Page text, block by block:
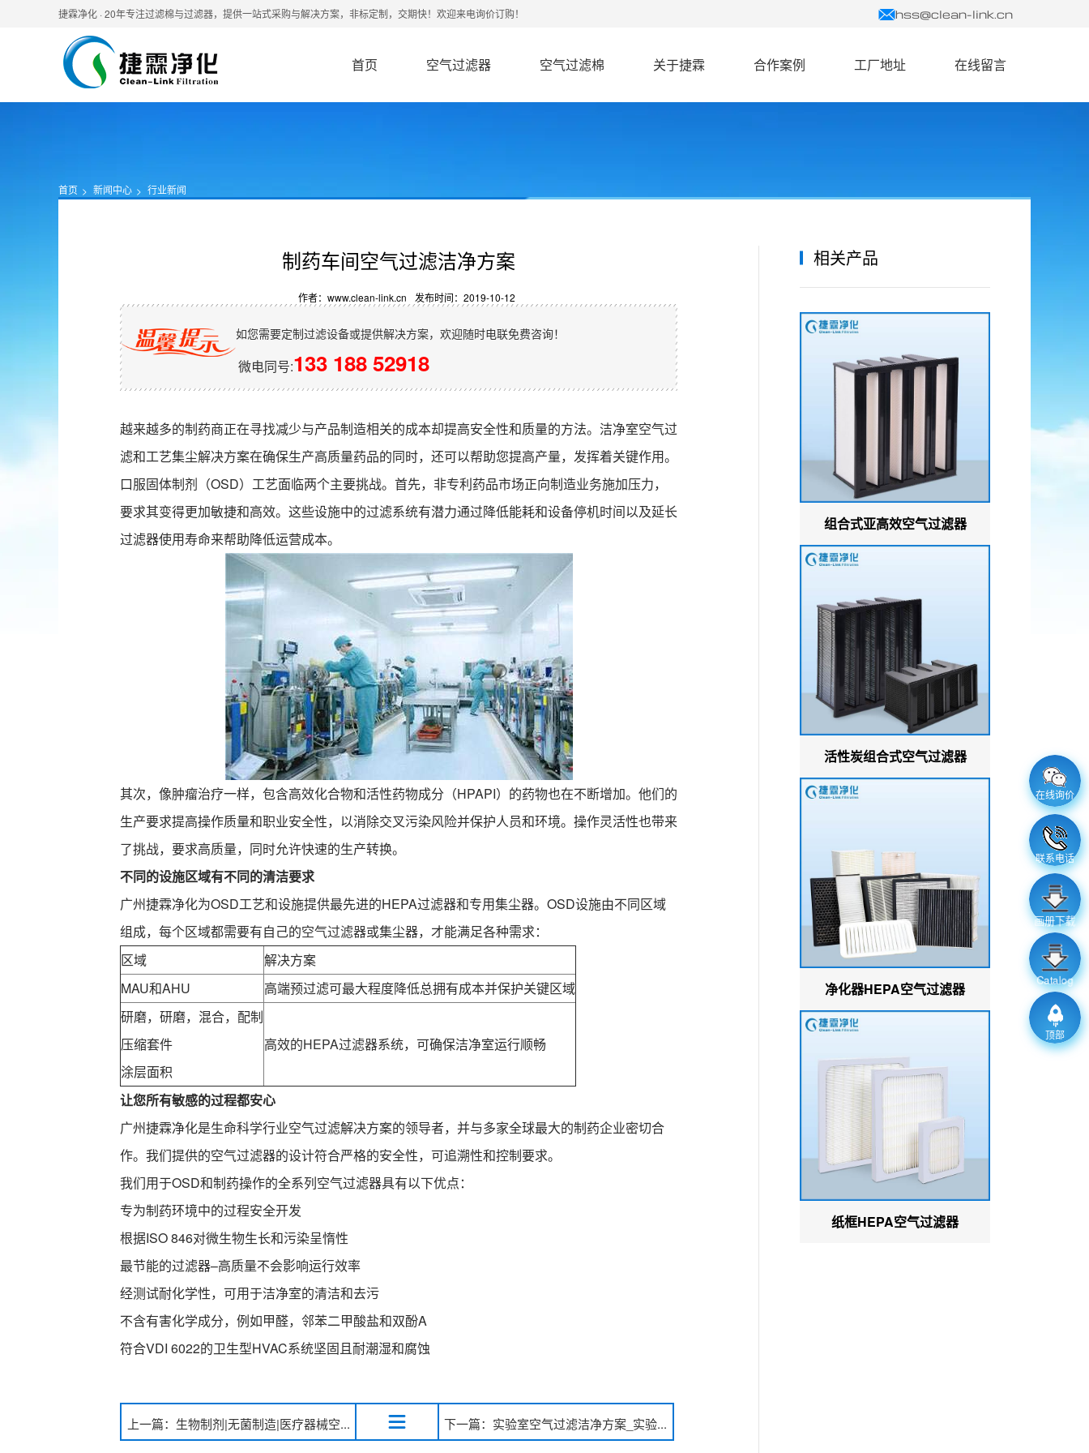
捷霖净化 · 20年专注过滤棉与过滤器，提供一站式采购与解决方案，非标定制，交期快！欢迎来电询价订购！ hss@clean-link.cn
首页 空气过滤器 空气过滤棉 关于捷霖 合作案例 工厂地址 在线留言
在线询价
联系电话
画册下载
Catalog
顶部
首页 新闻中心 行业新闻
制药车间空气过滤洁净方案
作者：www.clean-link.cn 发布时间：2019-10-12
如您需要定制过滤设备或提供解决方案，欢迎随时电联免费咨询！
微电同号:133 188 52918
越来越多的制药商正在寻找减少与产品制造相关的成本却提高安全性和质量的方法。洁净室空气过
滤和工艺集尘解决方案在确保生产高质量药品的同时，还可以帮助您提高产量，发挥着关键作用。
口服固体制剂（OSD）工艺面临两个主要挑战。首先，非专利药品市场正向制造业务施加压力，
要求其变得更加敏捷和高效。这些设施中的过滤系统有潜力通过降低能耗和设备停机时间以及延长
过滤器使用寿命来帮助降低运营成本。
其次，像肿瘤治疗一样，包含高效化合物和活性药物成分（HPAPI）的药物也在不断增加。他们的
生产要求提高操作质量和职业安全性，以消除交叉污染风险并保护人员和环境。操作灵活性也带来
了挑战，要求高质量，同时允许快速的生产转换。
不同的设施区域有不同的清洁要求
广州捷霖净化为OSD工艺和设施提供最先进的HEPA过滤器和专用集尘器。OSD设施由不同区域
组成，每个区域都需要有自己的空气过滤器或集尘器，才能满足各种需求：
区域
解决方案
MAU和AHU
高端预过滤可最大程度降低总拥有成本并保护关键区域
研磨，研磨，混合，配制
压缩套件
涂层面积
高效的HEPA过滤器系统，可确保洁净室运行顺畅
让您所有敏感的过程都安心
广州捷霖净化是生命科学行业空气过滤解决方案的领导者，并与多家全球最大的制药企业密切合
作。我们提供的空气过滤器的设计符合严格的安全性，可追溯性和控制要求。
我们用于OSD和制药操作的全系列空气过滤器具有以下优点：
专为制药环境中的过程安全开发
根据ISO 846对微生物生长和污染呈惰性
最节能的过滤器–高质量不会影响运行效率
经测试耐化学性，可用于洁净室的清洁和去污
不含有害化学成分，例如甲醛，邻苯二甲酸盐和双酚A
符合VDI 6022的卫生型HVAC系统坚固且耐潮湿和腐蚀
上一篇：生物制剂|无菌制造|医疗器械空... 下一篇：实验室空气过滤洁净方案_实验...
相关产品
组合式亚高效空气过滤器
活性炭组合式空气过滤器
净化器HEPA空气过滤器
纸框HEPA空气过滤器